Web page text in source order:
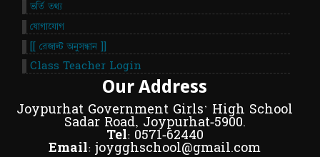
Our Address
Joypurhat Government Girls' High School
Sadar Road, Joypurhat-5900.
Tel: 0571-62440
Email: joygghschool@gmail.com
ভর্তি তথ্য
যোগাযোগ
[[ রেজাল্ট অনুসন্ধান ]]
Class Teacher Login